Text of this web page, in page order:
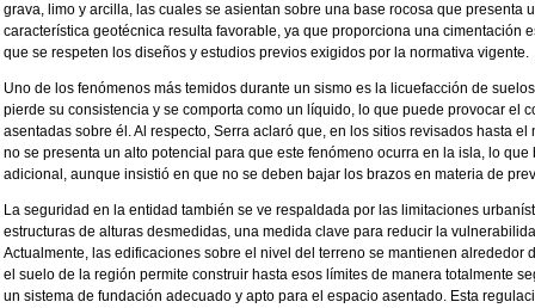
grava, limo y arcilla, las cuales se asientan sobre una base rocosa que presenta
característica geotécnica resulta favorable, ya que proporciona una cimentación
que se respeten los diseños y estudios previos exigidos por la normativa vigente.
Uno de los fenómenos más temidos durante un sismo es la licuefacción de
pierde su consistencia y se comporta como un líquido, lo que puede provocar el
asentadas sobre él. Al respecto, Serra aclaró que, en los sitios revisados hasta
no se presenta un alto potencial para que este fenómeno ocurra en la isla, lo
adicional, aunque insistió en que no se deben bajar los brazos en materia de
La seguridad en la entidad también se ve respaldada por las limitaciones
estructuras de alturas desmedidas, una medida clave para reducir la
Actualmente, las edificaciones sobre el nivel del terreno se mantienen alrededor
el suelo de la región permite construir hasta esos límites de manera totalmente
un sistema de fundación adecuado y apto para el espacio asentado. Esta